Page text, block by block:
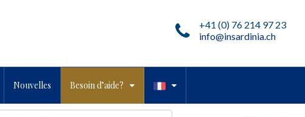
+41 (0) 76 214 97 23
info@insardinia.ch
Nouvelles Besoin d’aide?